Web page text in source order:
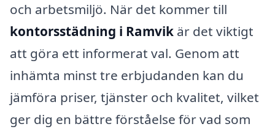
och arbetsmiljö. När det kommer till
kontorsstädning i Ramvik är det viktigt
att göra ett informerat val. Genom att
inhämta minst tre erbjudanden kan du
jämföra priser, tjänster och kvalitet, vilket
ger dig en bättre förståelse för vad som